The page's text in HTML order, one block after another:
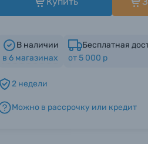
В наличии
в 6магазинах
Бесплатная
от 5 000 р
2 недели
Можно в рассрочку или кредит